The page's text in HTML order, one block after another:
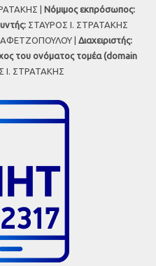
| Νόμιμος εκπρόσωπος:
ΣΤΑΥΡΟΣ Ι. ΣΤΡΑΤΑΚΗΣ
| Διαχειριστής:
του ονόματος τομέα (domain
Ι. ΣΤΡΑΤΑΚΗΣ